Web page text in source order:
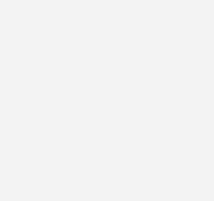
In vielen Betrieben hat sich die
arbeiten
befragt. Davon gaben 93,5
Elektrohandwerks zu kooperieren.
aus dem E-Handwerk waren